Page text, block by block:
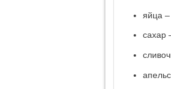
яйца
сахар